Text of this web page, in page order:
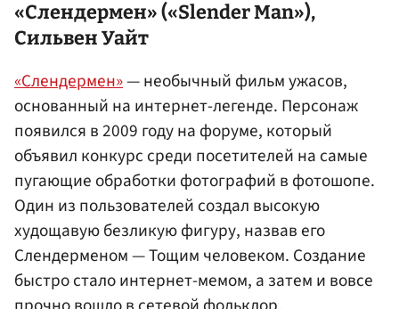
«Слендермен» («Slender Man»),
Сильвен Уайт
«Слендермен»— необычный фильм ужасов,
основанный на интернет-легенде. Персонаж
появился в 2009 году на форуме, который
объявил конкурс среди посетителей на самые
пугающие обработки фотографий в фотошопе.
Один из пользователей создал высокую
худощавую безликую фигуру, назвав его
Слендерменом — Тощим человеком. Создание
быстро стало интернет-мемом, а затем и вовсе